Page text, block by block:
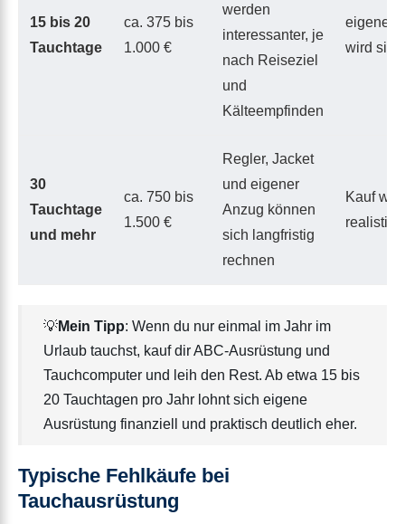
15 bis 20
Tauchtage
ca. 375 bis
1.000 €
werden
interessanter, je
nach Reiseziel
und
Kälteempfinden
eigene
wird
30
Tauchtage
und mehr
ca. 750 bis
1.500 €
Regler, Jacket
und eigener
Anzug können
sich langfristig
rechnen
Kauf
💡Mein Tipp: Wenn du nur einmal im Jahr im
Urlaub tauchst, kauf dir ABC-Ausrüstung und
Tauchcomputer und leih den Rest. Ab etwa 15 bis
20 Tauchtagen pro Jahr lohnt sich eigene
Ausrüstung finanziell und praktisch deutlich eher.
Typische Fehlkäufe bei
Tauchausrüstung